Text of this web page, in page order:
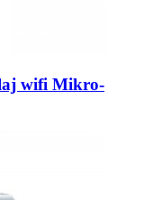
wifi Mikro-